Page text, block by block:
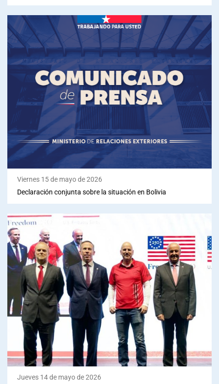
Viernes 15 de mayo de 2026
Declaración conjunta sobre la situación en Bolivia
Jueves 14 de mayo de 2026